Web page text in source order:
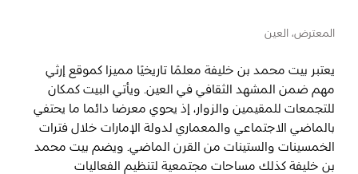
أبو ظبي
منطقة العين
المعترض، العين
يعتبر بيت محمد بن خليفة معلمًا تاريخيًا مميزا كموقع إرثي
مهم ضمن المشهد الثقافي في العين. ويأتي البيت كمكان
للتجمعات للمقيمين والزوار، إذ يحوي معرضا دائما ما يحتفي
بالماضي الاجتماعي والمعماري لدولة الإمارات خلال فترات
الخمسينات والستينات من القرن الماضي. ويضم بيت محمد
بن خليفة كذلك مساحات مجتمعية لتنظيم الفعاليات